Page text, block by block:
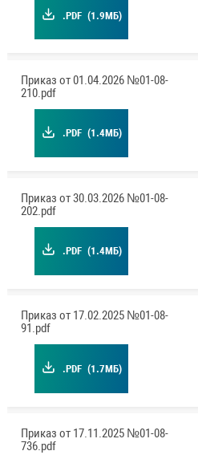
.PDF (1.9МБ)
Приказ от 01.04.2026 №01-08-
210.pdf
.PDF (1.4МБ)
Приказ от 30.03.2026 №01-08-
202.pdf
.PDF (1.4МБ)
Приказ от 17.02.2025 №01-08-
91.pdf
.PDF (1.7МБ)
Приказ от 17.11.2025 №01-08-
736.pdf